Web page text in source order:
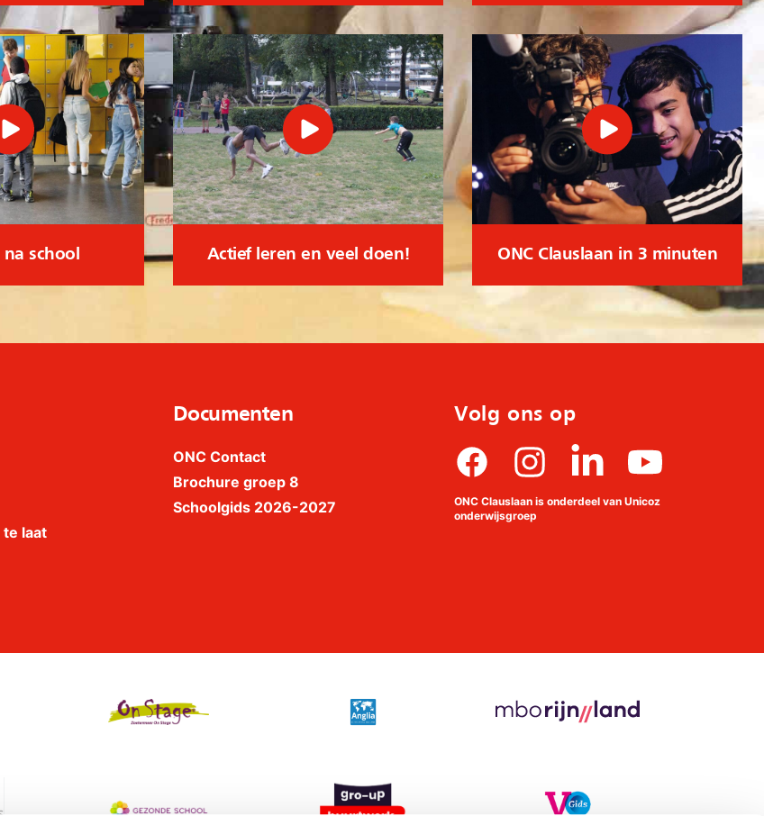
school Actief leren en veel doen! ONC Clauslaan in 3 minuten
laat
Documenten
ONC Contact
Brochure groep 8
Schoolgids 2026-2027
Volg ons op
FacebookInstagramlinkedinYoutube
ONC Clauslaan is onderdeel van Unicoz
onderwijsgroep